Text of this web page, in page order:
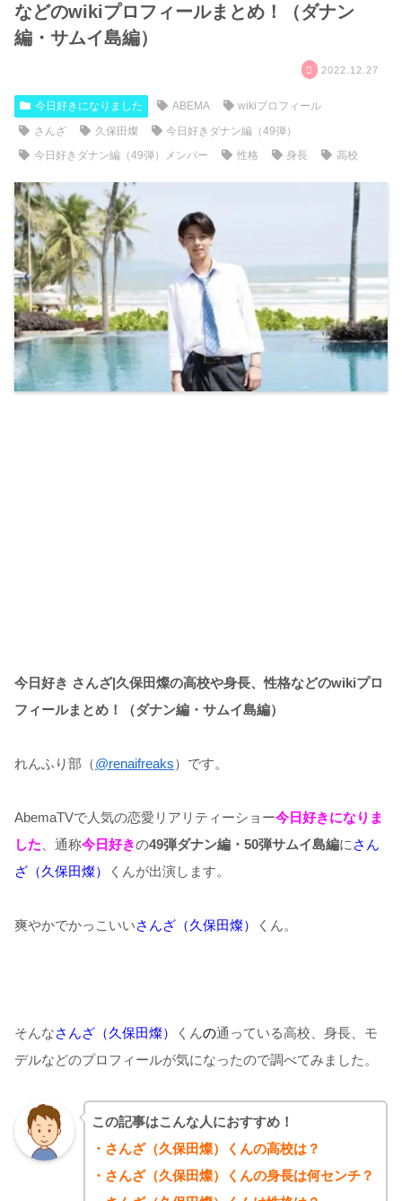
などのwikiプロフィールまとめ！（ダナン
編・サムイ島編）
2022.12.27
今日好きになりました ABEMA
wikiプロフィール
さんざ
久保田燦
今日好きダナン編（49弾）
今日好きダナン編（49弾）メンバー
性格 身長 高校
今日好き さんざ|久保田燦の高校や身長、性格などのwikiプロ
フィールまとめ！（ダナン編・サムイ島編）
れんふり部（@renaifreaks）です。
AbemaTVで人気の恋愛リアリティーショー今日好きになりま
した 、通称今日好きの49弾ダナン編・50弾サムイ島編に さん
ざ（久保田燦）
くんが出演します。
爽やかでかっこいいさんざ（久保田燦） くん。
そんなさんざ（久保田燦） くんの通っている高校、身長、モ
デルなどのプロフィールが気になったので調べてみました。
この記事はこんな人におすすめ！
・さんざ（久保田燦）くんの高校は？
・さんざ（久保田燦）くんの身長は何センチ？